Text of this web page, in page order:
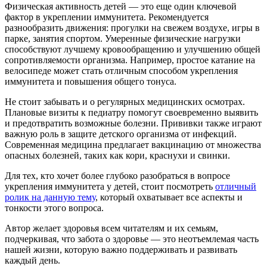
Физическая активность детей — это еще один ключевой
фактор в укреплении иммунитета. Рекомендуется
разнообразить движения: прогулки на свежем воздухе, игры в
парке, занятия спортом. Умеренные физические нагрузки
способствуют лучшему кровообращению и улучшению общей
сопротивляемости организма. Например, простое катание на
велосипеде может стать отличным способом укрепления
иммунитета и повышения общего тонуса.
Не стоит забывать и о регулярных медицинских осмотрах.
Плановые визиты к педиатру помогут своевременно выявить
и предотвратить возможные болезни. Прививки также играют
важную роль в защите детского организма от инфекций.
Современная медицина предлагает вакцинацию от множества
опасных болезней, таких как кори, краснухи и свинки.
Для тех, кто хочет более глубоко разобраться в вопросе
укрепления иммунитета у детей, стоит посмотреть отличный
ролик на данную тему, который охватывает все аспекты и
тонкости этого вопроса.
Автор желает здоровья всем читателям и их семьям,
подчеркивая, что забота о здоровье — это неотъемлемая часть
нашей жизни, которую важно поддерживать и развивать
каждый день.